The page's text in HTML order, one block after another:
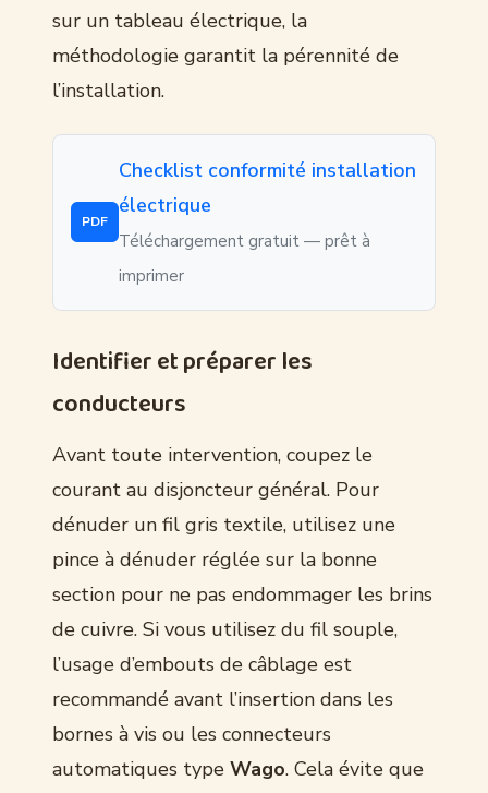
sur un tableau électrique, la
méthodologie garantit la pérennité de
l’installation.
PDF
Checklist conformité installation
électrique
Téléchargement gratuit — prêt à
imprimer
Identifier et préparer les
conducteurs
Avant toute intervention, coupez le
courant au disjoncteur général. Pour
dénuder un fil gris textile, utilisez une
pince à dénuder réglée sur la bonne
section pour ne pas endommager les brins
de cuivre. Si vous utilisez du fil souple,
l’usage d’embouts de câblage est
recommandé avant l’insertion dans les
bornes à vis ou les connecteurs
automatiques type Wago. Cela évite que